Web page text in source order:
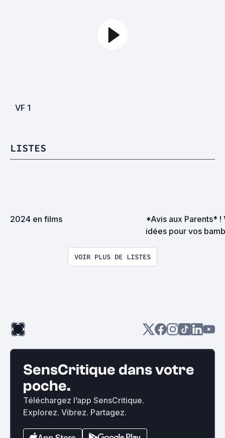
VF 1
LISTES
2024 en films
*Avis aux Parents* !
idées pour vos
VOIR PLUS DE LISTES
SensCritique dans votre
poche.
Téléchargez l’app SensCritique.
Explorez. Vibrez. Partagez.